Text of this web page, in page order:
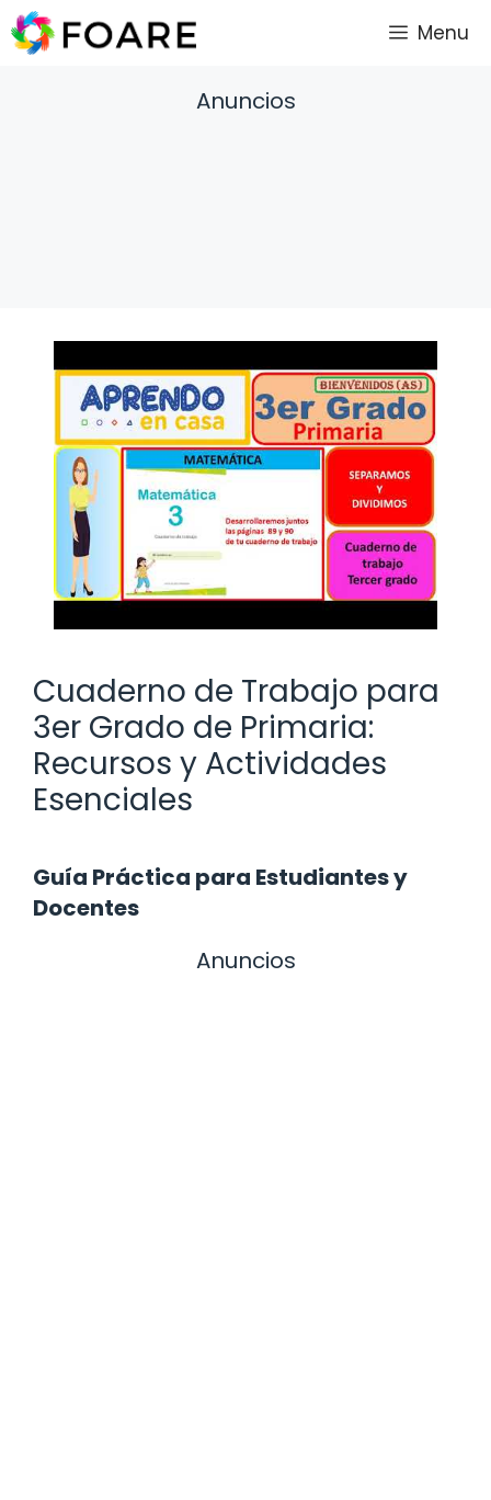
Saltar
al
Menu
Anuncios
Cuaderno de Trabajo para
3er Grado de Primaria:
Recursos y Actividades
Esenciales
Guía Práctica para Estudiantes y
Docentes
Anuncios